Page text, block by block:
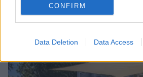
CONFIRM
Data Deletion Data Access
Continua a leggere
SOSTENIBILITÀ